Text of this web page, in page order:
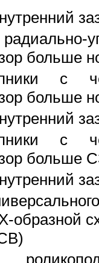
больше
с
больше
с
больше
образной